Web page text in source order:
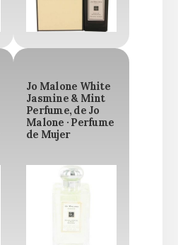
Jo Malone White
Jasmine & Mint
Perfume, de Jo
Malone · Perfume
de Mujer